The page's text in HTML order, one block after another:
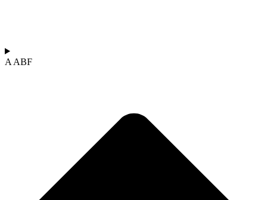
A ABF